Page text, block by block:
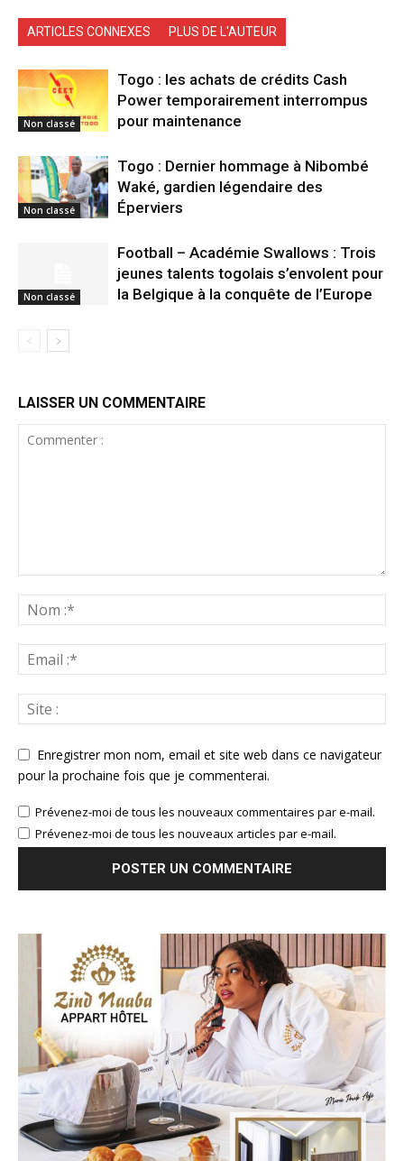
ARTICLES CONNEXES PLUS DE L'AUTEUR
Non classé
Togo : les achats de crédits Cash
Power temporairement interrompus
pour maintenance
Non classé
Togo : Dernier hommage à Nibombé
Waké, gardien légendaire des
Éperviers
Non classé
Football – Académie Swallows : Trois
jeunes talents togolais s’envolent pour
la Belgique à la conquête de l’Europe
LAISSER UN COMMENTAIRE
Enregistrer mon nom, email et site web dans ce navigateur
pour la prochaine fois que je commenterai.
Prévenez-moi de tous les nouveaux commentaires par e-mail.
Prévenez-moi de tous les nouveaux articles par e-mail.